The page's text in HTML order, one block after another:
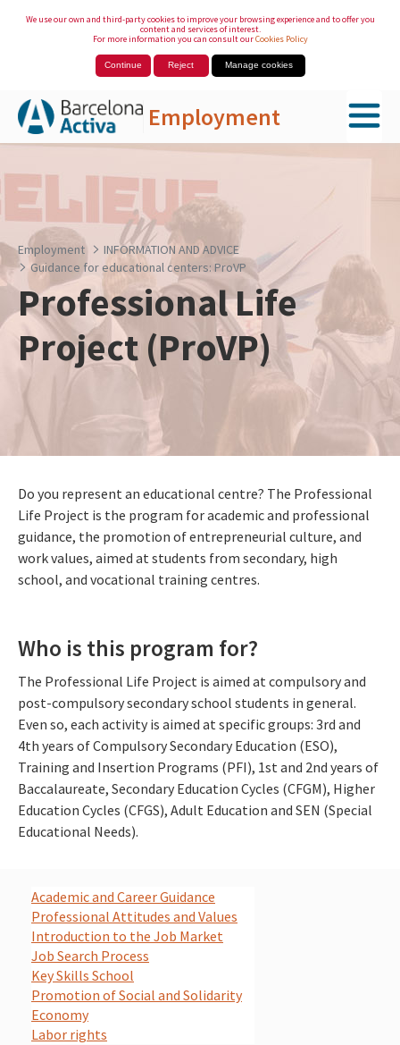
We use our own and third-party cookies to improve your browsing experience and to offer you
content and services of interest.
For more information you can consult ourCookies Policy
Continue Reject Manage cookies
Employment
Employment
INFORMATION AND ADVICE
Guidance for educational centers: ProVP
Professional Life
Project (ProVP)
Do you represent an educational centre? The Professional
Life Project is the program for academic and professional
guidance, the promotion of entrepreneurial culture, and
work values, aimed at students from secondary, high
school, and vocational training centres.
Who is this program for?
The Professional Life Project is aimed at compulsory and
post-compulsory secondary school students in general.
Even so, each activity is aimed at specific groups: 3rd and
4th years of Compulsory Secondary Education (ESO),
Training and Insertion Programs (PFI), 1st and 2nd years of
Baccalaureate, Secondary Education Cycles (CFGM), Higher
Education Cycles (CFGS), Adult Education and SEN (Special
Educational Needs).
Academic and Career Guidance
Professional Attitudes and Values
Introduction to the Job Market
Job Search Process
Key Skills School
Promotion of Social and Solidarity
Economy
Labor rights